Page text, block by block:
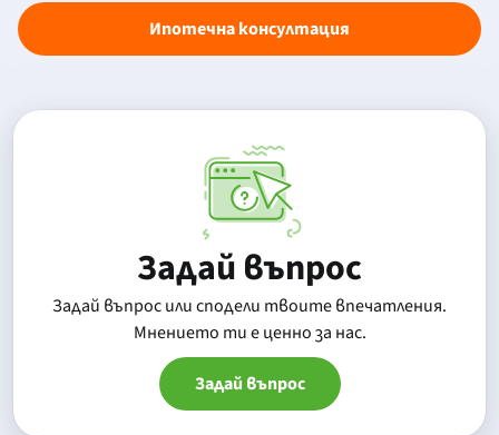
Ипотечна консултация
Задай въпрос
Задай въпрос или сподели твоите впечатления.
Mнението ти е ценно за нас.
Задай въпрос